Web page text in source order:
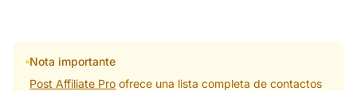
Nota importante
Post Affiliate Pro ofrece una lista completa de contactos